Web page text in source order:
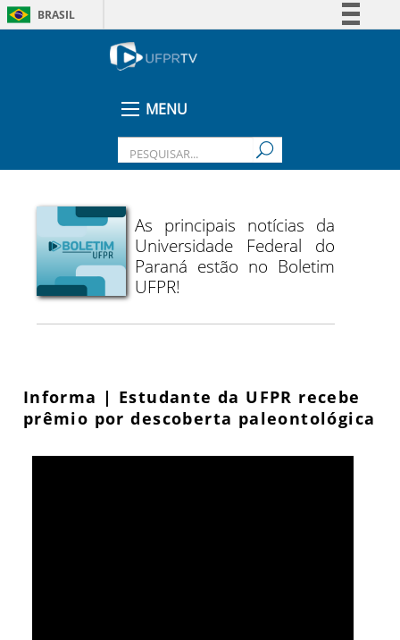
BRASIL
Legislação
MENU
As principais notícias da
Universidade Federal do
Paraná estão no Boletim
UFPR!
Informa | Estudante da UFPR recebe
prêmio por descoberta paleontológica